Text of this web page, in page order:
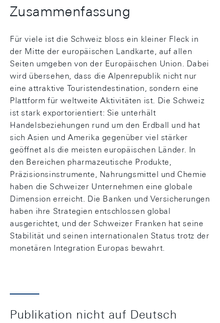
Zusammenfassung
Für viele ist die Schweiz bloss ein kleiner Fleck in
der Mitte der europäischen Landkarte, auf allen
Seiten umgeben von der Europäischen Union. Dabei
wird übersehen, dass die Alpenrepublik nicht nur
eine attraktive Touristendestination, sondern eine
Plattform für weltweite Aktivitäten ist. Die Schweiz
ist stark exportorientiert: Sie unterhält
Handelsbeziehungen rund um den Erdball und hat
sich Asien und Amerika gegenüber viel stärker
geöffnet als die meisten europäischen Länder. In
den Bereichen pharmazeutische Produkte,
Präzisionsinstrumente, Nahrungsmittel und Chemie
haben die Schweizer Unternehmen eine globale
Dimension erreicht. Die Banken und Versicherungen
haben ihre Strategien entschlossen global
ausgerichtet, und der Schweizer Franken hat seine
Stabilität und seinen internationalen Status trotz der
monetären Integration Europas bewahrt.
Publikation nicht auf Deutsch